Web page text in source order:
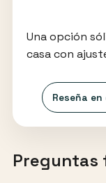
Una opción
casa con
Reseña
Preguntas